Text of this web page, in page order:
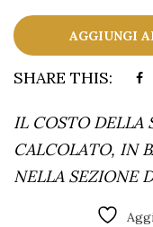
AGGIUNGI
SHARE THIS:
IL COSTO DELLA
CALCOLATO, IN
NELLA SEZIONE